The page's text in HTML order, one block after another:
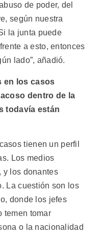
de poder, del
según nuestra
la junta puede
a esto, entonces
lado”, añadió.
en los casos
dentro de la
todavía están
tienen un perfil
Los medios
y los donantes
La cuestión son los
donde los jefes
temen tomar
o la nacionalidad